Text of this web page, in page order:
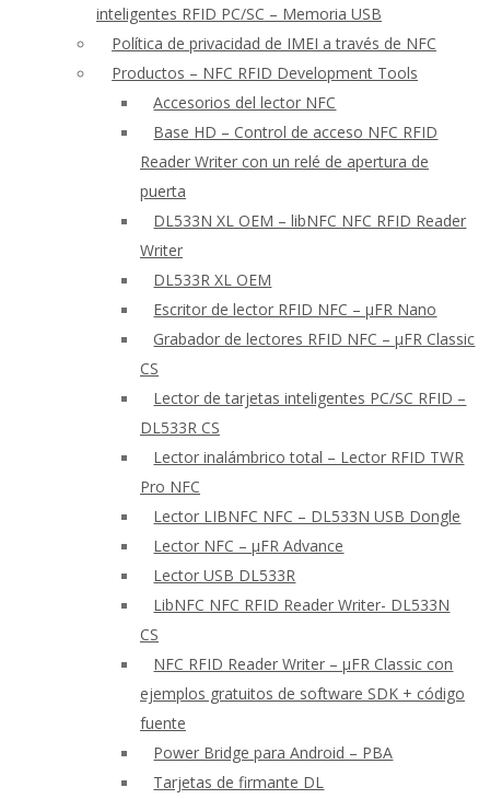
inteligentes RFID PC/SC – Memoria USB
Política de privacidad de IMEI a través de NFC
Productos – NFC RFID Development Tools
Accesorios del lector NFC
Base HD – Control de acceso NFC RFID
Reader Writer con un relé de apertura de
puerta
DL533N XL OEM – libNFC NFC RFID Reader
Writer
DL533R XL OEM
Escritor de lector RFID NFC – μFR Nano
Grabador de lectores RFID NFC – μFR Classic
CS
Lector de tarjetas inteligentes PC/SC RFID –
DL533R CS
Lector inalámbrico total – Lector RFID TWR
Pro NFC
Lector LIBNFC NFC – DL533N USB Dongle
Lector NFC – μFR Advance
Lector USB DL533R
LibNFC NFC RFID Reader Writer- DL533N
CS
NFC RFID Reader Writer – μFR Classic con
ejemplos gratuitos de software SDK + código
fuente
Power Bridge para Android – PBA
Tarjetas de firmante DL